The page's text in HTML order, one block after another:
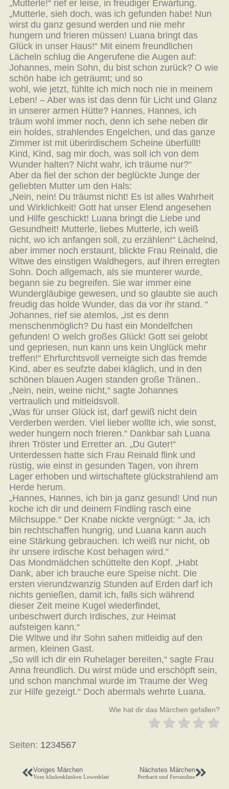
„Mutterle!“ rief er leise, in freudiger Erwartung.
„Mutterle, sieh doch, was ich gefunden habe! Nun
wirst du ganz gesund werden und nie mehr
hungern und frieren müssen! Luana bringt das
Glück in unser Haus!“ Mit einem freundlichen
Lächeln schlug die Angerufene die Augen auf:
Johannes, mein Sohn, du bist schon zurück? O wie
schön habe ich geträumt; und so
wohl, wie jetzt, fühlte ich mich noch nie in meinem
Leben! – Aber was ist das denn für Licht und Glanz
in unserer armen Hütte? Hannes, Hannes, ich
träum wohl immer noch, denn ich sehe neben dir
ein holdes, strahlendes Engelchen, und das ganze
Zimmer ist mit überirdischem Scheine überfüllt!
Kind, Kind, sag mir doch, was soll ich von dem
Wunder halten? Nicht wahr, ich träume nur?“
Aber da fiel der schon der beglückte Junge der
geliebten Mutter um den Hals:
„Nein, nein! Du träumst nicht! Es ist alles Wahrheit
und Wirklichkeit! Gott hat unser Elend angesehen
und Hilfe geschickt! Luana bringt die Liebe und
Gesundheit! Mutterle, liebes Mutterle, ich weiß
nicht, wo ich anfangen soll, zu erzählen!“ Lächelnd,
aber immer noch erstaunt, blickte Frau Reinald, die
Witwe des einstigen Waldhegers, auf ihren erregten
Sohn. Doch allgemach, als sie munterer wurde,
begann sie zu begreifen. Sie war immer eine
Wundergläubige gewesen, und so glaubte sie auch
freudig das holde Wunder, das da vor ihr stand. “
Johannes, rief sie atemlos, „ist es denn
menschenmöglich? Du hast ein Mondelfchen
gefunden! O welch großes Glück! Gott sei gelobt
und gepriesen, nun kann uns kein Unglück mehr
treffen!“ Ehrfurchtsvoll verneigte sich das fremde
Kind, aber es seufzte dabei kläglich, und in den
schönen blauen Augen standen große Tränen..
„Nein, nein, weine nicht,“ sagte Johannes
vertraulich und mitleidsvoll.
„Was für unser Glück ist, darf gewiß nicht dein
Verderben werden. Viel lieber wollte ich, wie sonst,
weder hungern noch frieren.“ Dankbar sah Luana
ihren Tröster und Erretter an. „Du Guter!“
Unterdessen hatte sich Frau Reinald flink und
rüstig, wie einst in gesunden Tagen, von ihrem
Lager erhoben und wirtschaftete glückstrahlend am
Herde herum.
„Hannes, Hannes, ich bin ja ganz gesund! Und nun
koche ich dir und deinem Findling rasch eine
Milchsuppe.“ Der Knabe nickte vergnügt: “ Ja, ich
bin rechtschaffen hungrig, und Luana kann auch
eine Stärkung gebrauchen. Ich weiß nur nicht, ob
ihr unsere irdische Kost behagen wird.“
Das Mondmädchen schüttelte den Kopf. „Habt
Dank, aber ich brauche eure Speise nicht. Die
ersten vierundzwanzig Stunden auf Erden darf ich
nichts genießen, damit ich, falls sich während
dieser Zeit meine Kugel wiederfindet,
unbeschwert durch Irdisches, zur Heimat
aufsteigen kann.“
Die Witwe und ihr Sohn sahen mitleidig auf den
armen, kleinen Gast.
„So will ich dir ein Ruhelager bereiten,“ sagte Frau
Anna freundlich. Du wirst müde und erschöpft sein,
und schon manchmal wurde im Traume der Weg
zur Hilfe gezeigt.“ Doch abermals wehrte Luana.
Wie hat dir das Märchen gefallen?
Seiten: 1234567
Voriges Märchen
Vom klinkesklanken Lowesblatt
Nächstes Märchen
Pertharit und Ferrandine